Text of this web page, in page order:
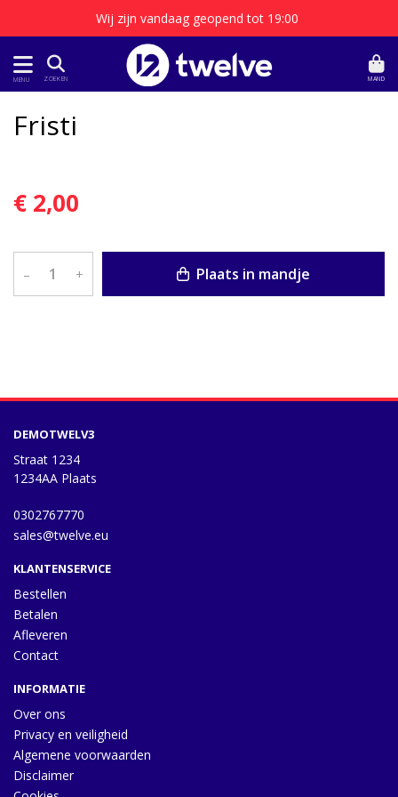
Wij zijn vandaag geopend tot 19:00
MENU ZOEKEN MAND
Fristi
€ 2,00
– + Plaats in mandje
DEMOTWELV3
Straat 1234
1234AA Plaats
0302767770
sales@twelve.eu
KLANTENSERVICE
Bestellen
Betalen
Afleveren
Contact
INFORMATIE
Over ons
Privacy en veiligheid
Algemene voorwaarden
Disclaimer